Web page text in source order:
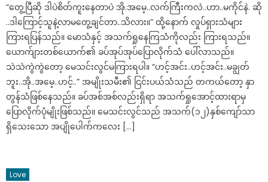
“တွေ့ပြီဆို ဒါပဲစိတ်ကူးနေတာပဲ အို.အမေ့..လက်ကြီးကလဲ..ဟာ..မကိုင်နဲ. ဆို
..ဒါကြောင့်သူနဲ့လာမတွေ့ချင်တာ..သိလား။” ထို့နောက် လှုပ်ရှားသံများ
ကြားရပြန်သည်။ မောသံနှင့် အသက်ရှုနေကြသံကိုလည်း ကြားရသည်။
ယောက်ျားတစ်ယောက်၏ ခပ်အုပ်အုပ်ပြောလိုက်သံ ပေါ်လာသည်။
သဲသဲကွဲကွဲတော့ မေသင်းလွင်မကြားရပါ။ “ဟင့်အင်း..ဟင့်အင်း..မချွတ်
ဘူး..အို..အမေ့..ဟင့်..” အမျိုးသမီး၏ ငြင်းပယ်သံသည် တကယ်တော့ နှာ
တွန်သံဖြစ်နေသည်။ ခပ်အစ်အစ်လည်းရှိရာ အသက်ရှုအောင့်ထားရာမှ
ပြောလိုက်ပုံမျိုးဖြစ်သည်။ မေသင်းလွင်သည် အသက်(၁၂)နှစ်ကျော်သာ
ရှိသေးသော အပျိုပေါက်ကလေး […]
Love